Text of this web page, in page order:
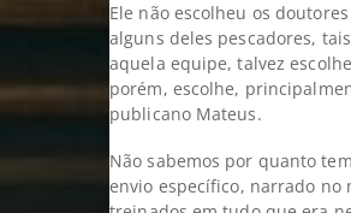
Ele não escolheu os
alguns deles pescadores,
aquela equipe, talvez
porém, escolhe,
publicano Mateus.
Não sabemos por quanto
envio específico, narrado no